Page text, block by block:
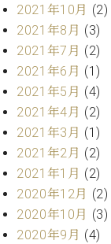
合
わ
ア
ー
テ
ィ
ス
ト
ス
タ
2021年10月 (2)
2021年8月 (3)
2021年7月 (2)
2021年6月 (1)
2021年5月 (4)
2021年4月 (2)
2021年3月 (1)
2021年2月 (2)
2021年1月 (2)
2020年12月 (2)
2020年10月 (3)
2020年9月 (4)